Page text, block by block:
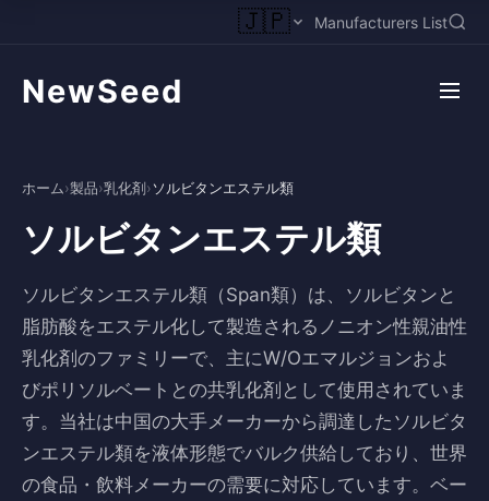
🇯🇵 Manufacturers List
NewSeed
ホーム›製品›乳化剤›ソルビタンエステル類
ソルビタンエステル類
ソルビタンエステル類（Span類）は、ソルビタンと
脂肪酸をエステル化して製造されるノニオン性親油性
乳化剤のファミリーで、主にW/Oエマルジョンおよ
びポリソルベートとの共乳化剤として使用されていま
す。当社は中国の大手メーカーから調達したソルビタ
ンエステル類を液体形態でバルク供給しており、世界
の食品・飲料メーカーの需要に対応しています。ベー